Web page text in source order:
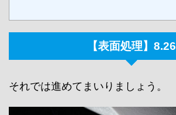
【表面処理】8.26
それでは進めてまいりましょう。